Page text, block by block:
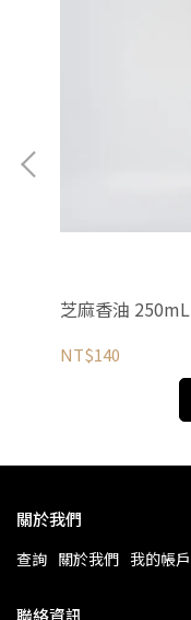
芝麻香油 250mL
NT$140
關於我們
查詢 關於我們 我的帳戶
聯絡資訊